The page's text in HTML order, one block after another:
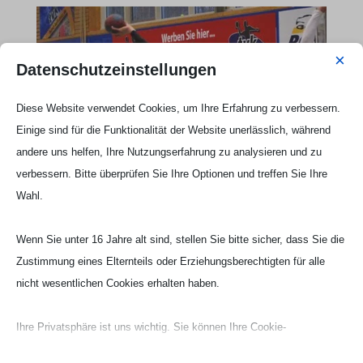
Datenschutzeinstellungen ×
Diese Website verwendet Cookies, um Ihre Erfahrung zu verbessern.
Einige sind für die Funktionalität der Website unerlässlich, während
andere uns helfen, Ihre Nutzungserfahrung zu analysieren und zu
verbessern. Bitte überprüfen Sie Ihre Optionen und treffen Sie Ihre
Wahl.
Wenn Sie unter 16 Jahre alt sind, stellen Sie bitte sicher, dass Sie die
Zustimmung eines Elternteils oder Erziehungsberechtigten für alle
nicht wesentlichen Cookies erhalten haben.
Ihre Privatsphäre ist uns wichtig. Sie können Ihre Cookie-